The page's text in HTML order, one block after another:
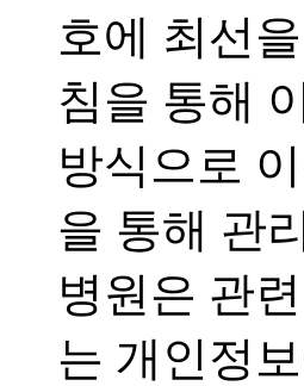
호에 최선
침을 통해
방식으로
을 통해 관
병원은 관
는 개인정